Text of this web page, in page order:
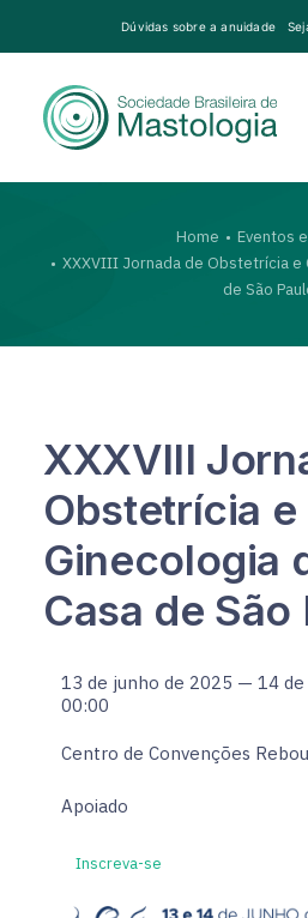
Dúvidas sobre a anuidade
Home
Eventos
XXXVIII Jornada de Obstetrícia e
de São
XXXVIII
Obstetrícia e
Ginecologia
Casa de São
13 de junho de 2025 — 14
00:00
Centro de Convenções
Apoiado
Inscreva-se